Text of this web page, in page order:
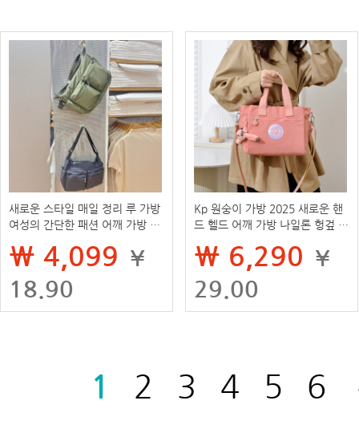
새로운 스타일 매일 정리 루 가방
여성의 간단한 패션 어깨 가방 캐
량 토트 백
₩ 4,099 ¥
18.90
Kp 원숭이 가방 2025 새로운 핸
드 헬드 어깨 가방 나일론 헝겊 가
스 바디 백
₩ 6,290 ¥
29.00
1 2 3 4 5 6